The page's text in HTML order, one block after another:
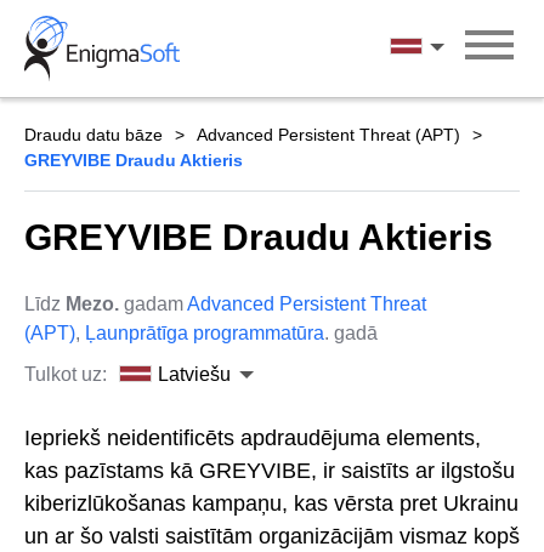
Skip
content
Latviešu
Draudu datu bāze
Advanced Persistent Threat (APT)
GREYVIBE Draudu Aktieris
GREYVIBE Draudu Aktieris
Līdz Mezo. gadamAdvanced Persistent Threat
(APT), Ļaunprātīga programmatūra. gadā
Tulkot uz:
Latviešu
Iepriekš neidentificēts apdraudējuma elements,
kas pazīstams kā GREYVIBE, ir saistīts ar ilgstošu
kiberizlūkošanas kampaņu, kas vērsta pret Ukrainu
un ar šo valsti saistītām organizācijām vismaz kopš